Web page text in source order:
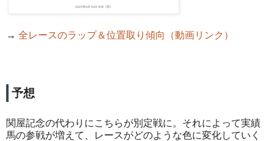
→ 全レースのラップ＆位置取り傾向（動画リンク）
予想
関屋記念の代わりにこちらが別定戦に。それによって実績
馬の参戦が増えて、レースがどのような色に変化していく